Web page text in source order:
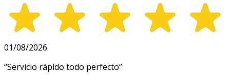
01/08/2026
“Servicio rápido todo perfecto”